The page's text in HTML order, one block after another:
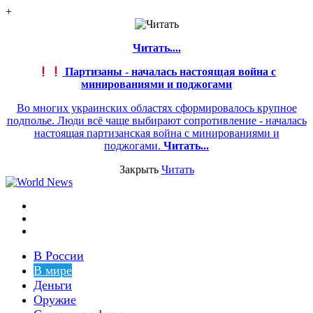
+
Читать....
Партизаны - началась настоящая война с
минированиями и поджогами
Во многих украинских областях сформировалось крупное
подполье. Люди всё чаще выбирают сопротивление - началась
настоящая партизанская война с минированиями и
поджогами. Читать...
Закрыть Читать
В России
В мире
Деньги
Оружие